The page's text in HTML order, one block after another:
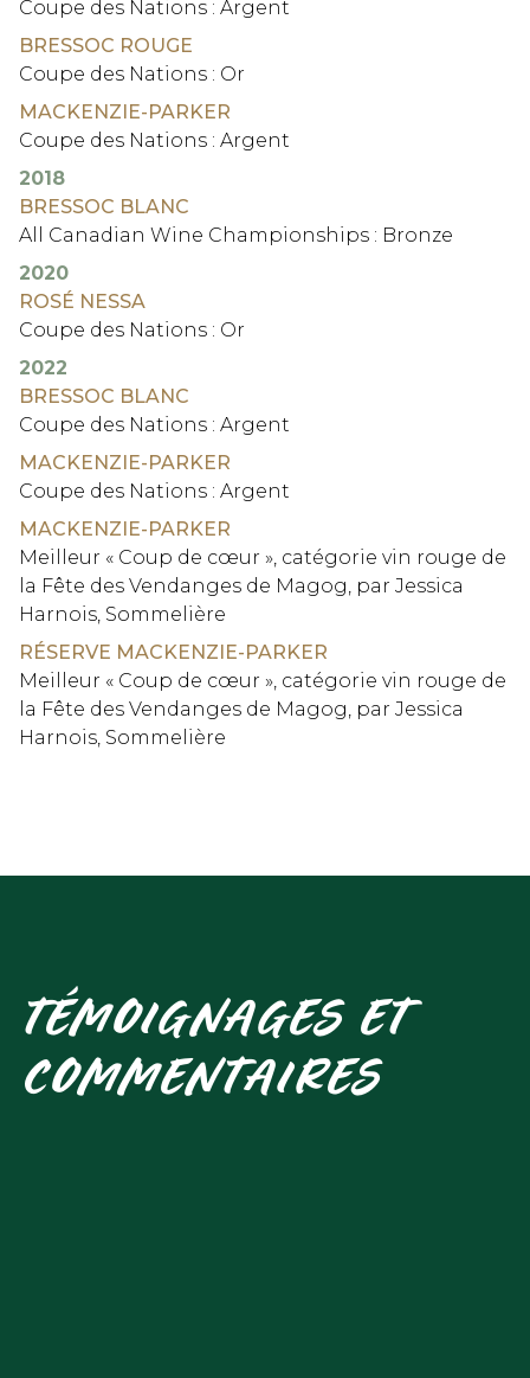
Coupe des Nations : Argent
BRESSOC ROUGE
Coupe des Nations : Or
MACKENZIE-PARKER
Coupe des Nations : Argent
2018
BRESSOC BLANC
All Canadian Wine Championships : Bronze
2020
ROSÉ NESSA
Coupe des Nations : Or
2022
BRESSOC BLANC
Coupe des Nations : Argent
MACKENZIE-PARKER
Coupe des Nations : Argent
MACKENZIE-PARKER
Meilleur « Coup de cœur », catégorie vin rouge de
la Fête des Vendanges de Magog, par Jessica
Harnois, Sommelière
RÉSERVE MACKENZIE-PARKER
Meilleur « Coup de cœur », catégorie vin rouge de
la Fête des Vendanges de Magog, par Jessica
Harnois, Sommelière
TÉMOIGNAGES ET
COMMENTAIRES